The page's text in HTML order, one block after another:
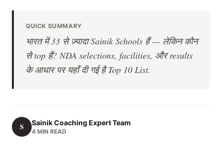
QUICK SUMMARY
भारत में 33 से ज़्यादा Sainik Schools हैं — लेकिन कौन
से top हैं? NDA selections, facilities, और results
के आधार पर यहाँ दी गई है Top 10 List.
S Sainik Coaching Expert Team
4 MIN READ